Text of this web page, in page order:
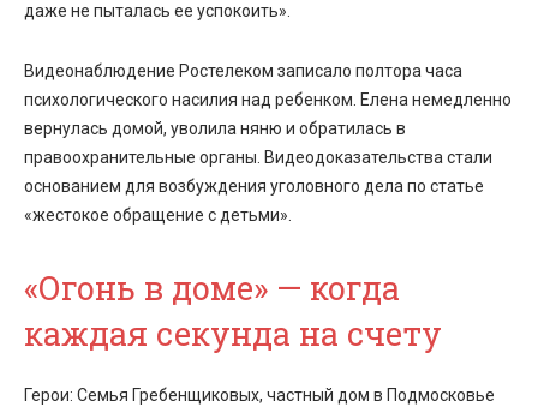
даже не пыталась ее успокоить».
Видеонаблюдение Ростелеком записало полтора часа
психологического насилия над ребенком. Елена немедленно
вернулась домой, уволила няню и обратилась в
правоохранительные органы. Видеодоказательства стали
основанием для возбуждения уголовного дела по статье
«жестокое обращение с детьми».
«Огонь в доме» — когда
каждая секунда на счету
Герои: Семья Гребенщиковых, частный дом в Подмосковье